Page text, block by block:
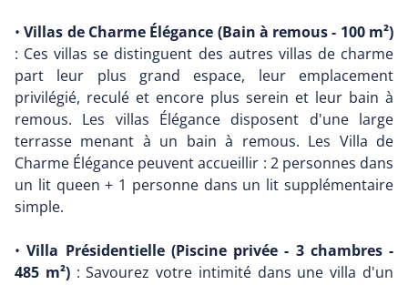
•Villas de Charme Élégance (Bain à remous - 100 m²)
: Ces villas se distinguent des autres villas de charme
part leur plus grand espace, leur emplacement
privilégié, reculé et encore plus serein et leur bain à
remous. Les villas Élégance disposent d'une large
terrasse menant à un bain à remous. Les Villa de
Charme Élégance peuvent accueillir : 2 personnes dans
un lit queen + 1 personne dans un lit supplémentaire
simple.
•Villa Présidentielle (Piscine privée - 3 chambres -
485 m²) : Savourez votre intimité dans une villa d'un